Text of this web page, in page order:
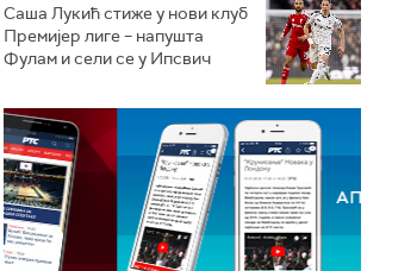
Саша Лукић стиже у нови клуб
Премијер лиге – напушта
Фулам и сели се у Ипсвич